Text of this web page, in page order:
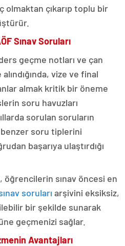
olmaktan çıkarıp toplu bir
Sınav Soruları
geçme notları ve çan
vize ve final
almak kritik bir öneme
soru havuzları
sorulan soruların
benzer soru tiplerini
başarıya ulaştırdığı
sınav öncesi en
soruları arşivini eksiksiz,
bir şekilde sunarak
geçmenizi sağlar.
Avantajları